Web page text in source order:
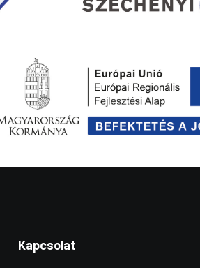
Kapcsolat